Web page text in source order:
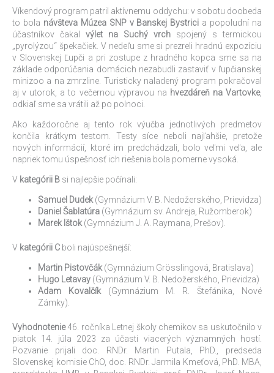
Víkendový program patril aktívnemu oddychu: v sobotu doobeda
to bola návšteva Múzea SNP v Banskej Bystrici a popoludní na
účastníkov čakal výlet na Suchý vrch spojený s termickou
„pyrolýzou“ špekačiek. V nedeľu sme si prezreli hradnú expozíciu
v Slovenskej Ľupči a pri zostupe z hradného kopca sme sa na
základe odporúčania domácich nezabudli zastaviť v ľupčianskej
minizoo a na zmrzline. Turisticky naladený program pokračoval
aj v utorok, a to večernou výpravou na hvezdáreň na Vartovke,
odkiaľ sme sa vrátili až po polnoci.
Ako každoročne aj tento rok výučba jednotlivých predmetov
končila krátkym testom. Testy síce neboli najľahšie, pretože
nových informácií, ktoré im predchádzali, bolo veľmi veľa, ale
napriek tomu úspešnosť ich riešenia bola pomerne vysoká.
V kategórii B si najlepšie počínali:
Samuel Dudek (Gymnázium V. B. Nedožerského, Prievidza)
Daniel Šablatúra (Gymnázium sv. Andreja, Ružomberok)
Marek Ištok (Gymnázium J. A. Raymana, Prešov).
V kategórii C boli najúspešnejší:
Martin Pistovčák (Gymnázium Grösslingová, Bratislava)
Hugo Letavay (Gymnázium V. B. Nedožerského, Prievidza)
Adam Kovalčík (Gymnázium M. R. Štefánika, Nové
Zámky).
Vyhodnotenie46. ročníka Letnej školy chemikov sa uskutočnilo v
piatok 14. júla 2023 za účasti viacerých významných hostí.
Pozvanie prijali doc. RNDr. Martin Putala, PhD., predseda
Slovenskej komisie ChO, doc. RNDr. Jarmila Kmeťová, PhD. MBA,